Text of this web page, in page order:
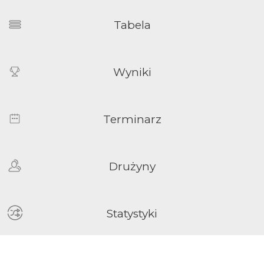
Tabela
Wyniki
Terminarz
Drużyny
Statystyki